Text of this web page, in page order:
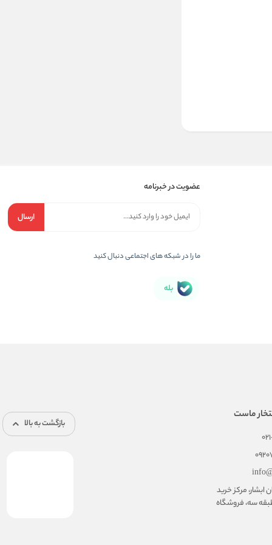
عضویت در خبرنامه
ارسال
ما را در شبکه های اجتماعی دنبال کنید
بله
ماست
مرکز خرید
سه، فروشگاه
بازگشت به بالا